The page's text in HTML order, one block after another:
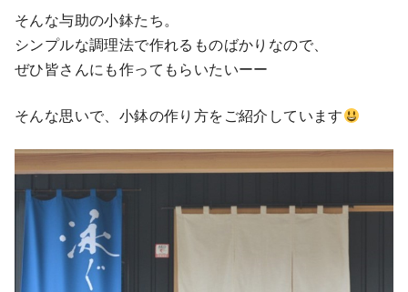
そんな与助の小鉢たち。
シンプルな調理法で作れるものばかりなので、
ぜひ皆さんにも作ってもらいたいーー
そんな思いで、小鉢の作り方をご紹介しています